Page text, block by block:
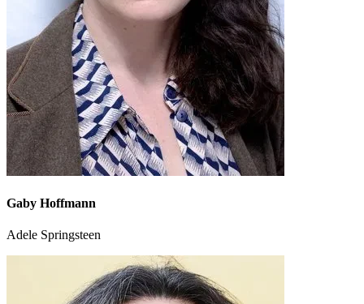
Gaby Hoffmann
Adele Springsteen